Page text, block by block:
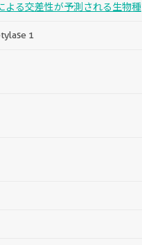
よる交差性が予測される生物種
1